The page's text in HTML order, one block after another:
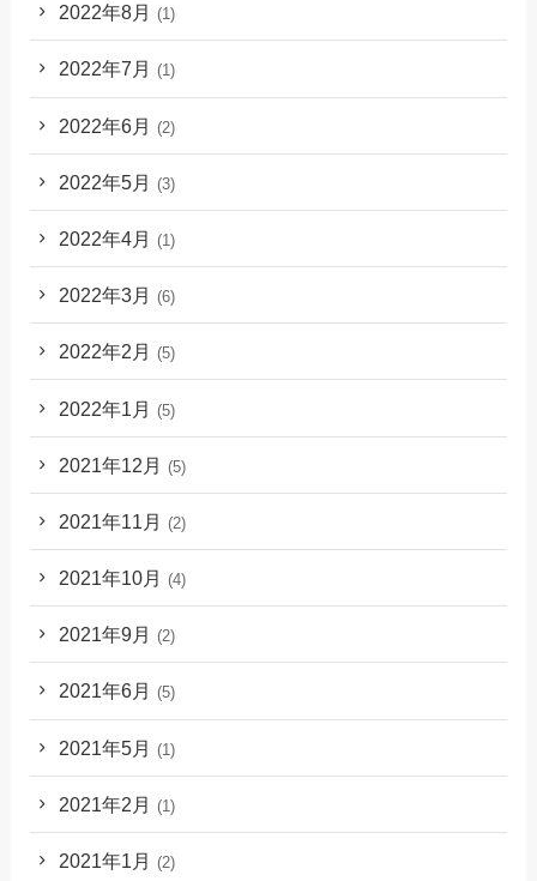
2022年8月 (1)
2022年7月 (1)
2022年6月 (2)
2022年5月 (3)
2022年4月 (1)
2022年3月 (6)
2022年2月 (5)
2022年1月 (5)
2021年12月 (5)
2021年11月 (2)
2021年10月 (4)
2021年9月 (2)
2021年6月 (5)
2021年5月 (1)
2021年2月 (1)
2021年1月 (2)